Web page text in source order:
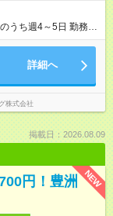
うち週4～5日 勤務時
詳細へ
株式会社
掲載日：2026.08.09
NEW
円！豊洲